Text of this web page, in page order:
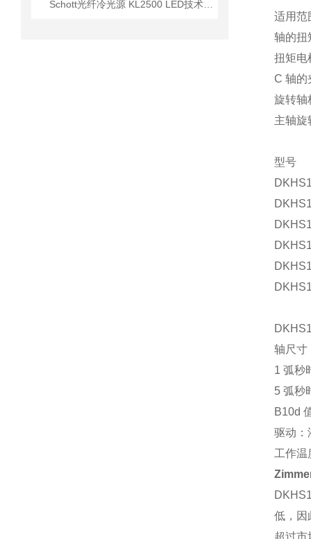
适用范
轴的扭
扭矩
C 轴
旋转轴
主轴旋
型号
轴尺寸
1 弧秒
5 弧秒
B10d
驱动：
工作温
低，因
超过市